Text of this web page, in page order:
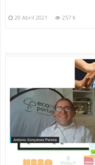
20 Abril 2021 257 K